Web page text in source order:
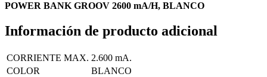
POWER BANK GROOV 2600 mA/H, BLANCO
Información de producto adicional
CORRIENTE MAX. 2.600 mA.
COLOR
BLANCO